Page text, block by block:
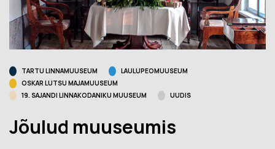
TARTU LINNAMUUSEUM
LAULUPEOMUUSEUM
OSKAR LUTSU MAJAMUUSEUM
19. SAJANDI LINNAKODANIKU MUUSEUM
UUDIS
Jõulud muuseumis